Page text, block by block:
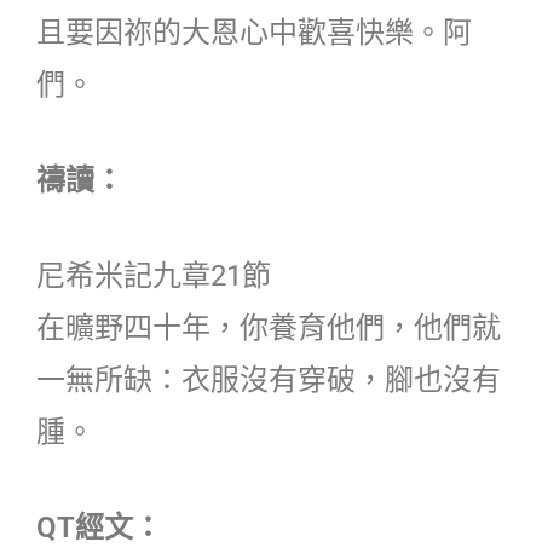
且要因祢的大恩心中歡喜快樂。阿
們。
禱讀：
尼希米記九章21節
在曠野四十年，你養育他們，他們就
一無所缺：衣服沒有穿破，腳也沒有
腫。
QT經文：